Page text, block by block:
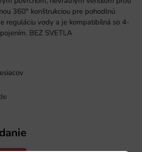
360° konštrukciou pre pohodlnú
reguláciu vody a je kompatibilná so 4-
BEZ SVETLA